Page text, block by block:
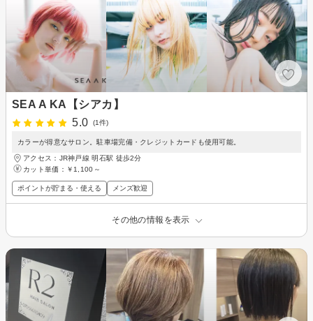
SEA A KA【シアカ】
5.0
(1件)
カラーが得意なサロン。駐車場完備・クレジットカードも使用可能。
アクセス：JR神戸線 明石駅 徒歩2分
カット単価： ￥1,100～
ポイントが貯まる・使える メンズ歓迎
その他の情報を表示